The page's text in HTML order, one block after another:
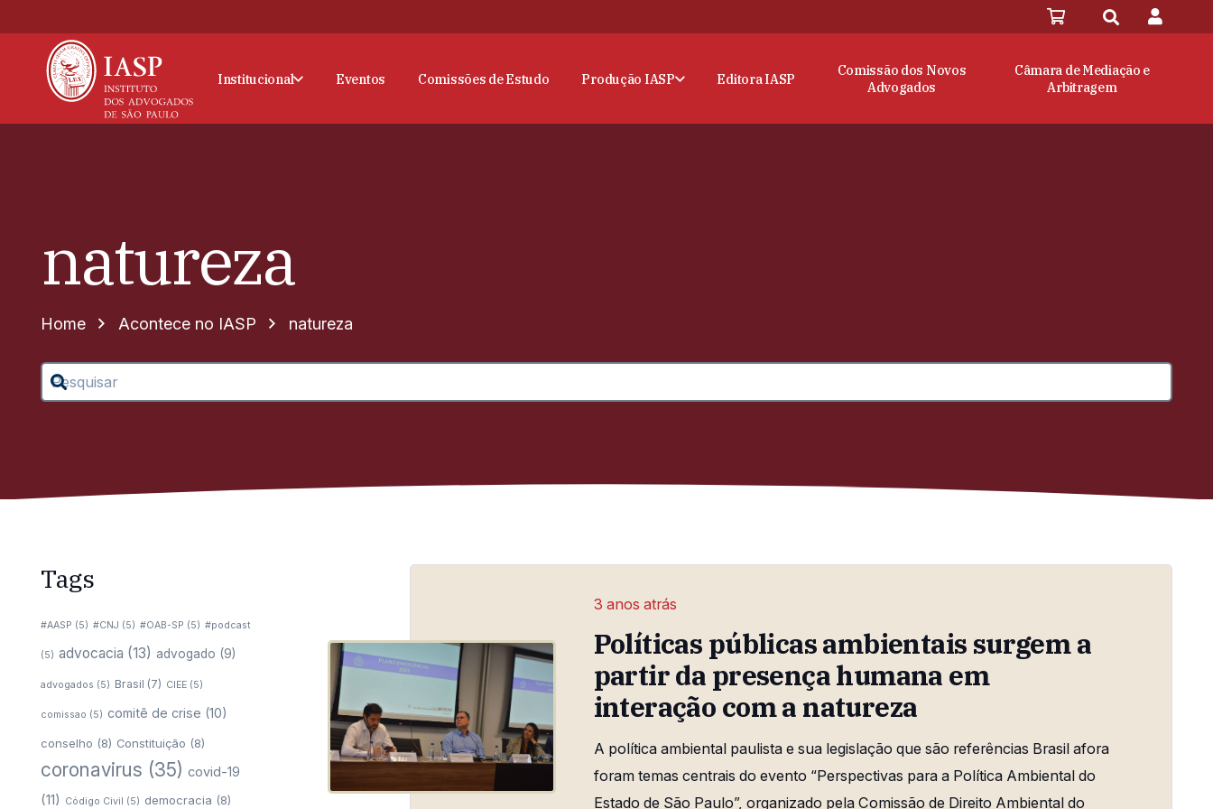
Institucional Eventos Comissões de Estudo Produção IASP Editora IASP
Comissão dos Novos
Advogados
Câmara de Mediação e
Arbitragem
natureza
Home Acontece no IASP natureza
Tags
#AASP (5) #CNJ (5) #OAB-SP (5) #podcast
(5) advocacia (13) advogado (9)
advogados (5) Brasil (7) CIEE (5)
comissao (5) comitê de crise (10)
conselho (8) Constituição (8)
coronavirus (35) covid-19
(11)
Código Civil (5) democracia (8)
3 anos atrás
Políticas públicas ambientais surgem a
partir da presença humana em
interação com a natureza
A política ambiental paulista e sua legislação que são referências Brasil afora
foram temas centrais do evento “Perspectivas para a Política Ambiental do
Estado de São Paulo”, organizado pela Comissão de Direito Ambiental do